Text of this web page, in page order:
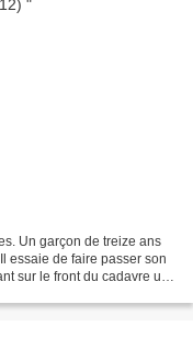
Un garçon de treize ans
essaie de faire passer son
sur le front du cadavre un